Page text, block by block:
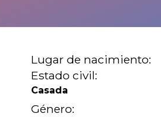
Lugar de nacimiento:
Estado civil:
Casada
Género: